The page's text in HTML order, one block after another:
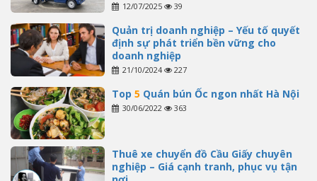
12/07/2025 39
Quản trị doanh nghiệp – Yếu tố quyết
định sự phát triển bền vững cho
doanh nghiệp
21/10/2024 227
Top 5 Quán bún Ốc ngon nhất Hà Nội
30/06/2022 363
Thuê xe chuyển đồ Cầu Giấy chuyên
nghiệp – Giá cạnh tranh, phục vụ tận